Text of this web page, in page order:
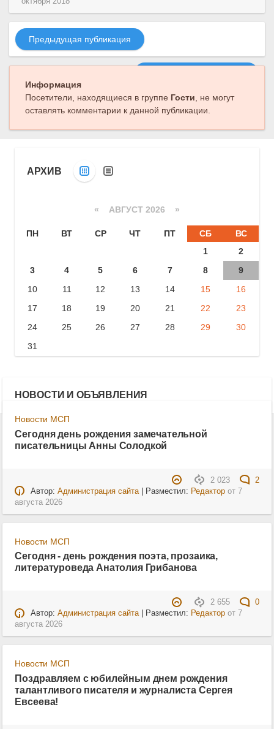
Предыдущая публикация
Информация
Посетители, находящиеся в группе Гости , не могут
оставлять комментарии к данной публикации.
АРХИВ
« АВГУСТ 2026 »
ПН ВТ СР ЧТ ПТ СБ
ВС
1
2
3
4 5 6 7 8
9
10
11 12 13 14 15
16
17
18 19 20 21 22
23
24
25 26 27 28 29
30
31
НОВОСТИ И ОБЪЯВЛЕНИЯ
Новости МСП
Сегодня день рождения замечательной
писательницы Анны Солодкой
2 023
2
Автор: Администрация сайта| Разместил: Редакторот 7
августа 2026
Новости МСП
Сегодня - день рождения поэта, прозаика,
литературоведа Анатолия Грибанова
2 655
0
Автор: Администрация сайта| Разместил: Редакторот 7
августа 2026
Новости МСП
Поздравляем с юбилейным днем рождения
талантливого писателя и журналиста Сергея
Евсеева!